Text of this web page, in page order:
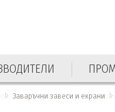
Заваръчни завеси и екрани